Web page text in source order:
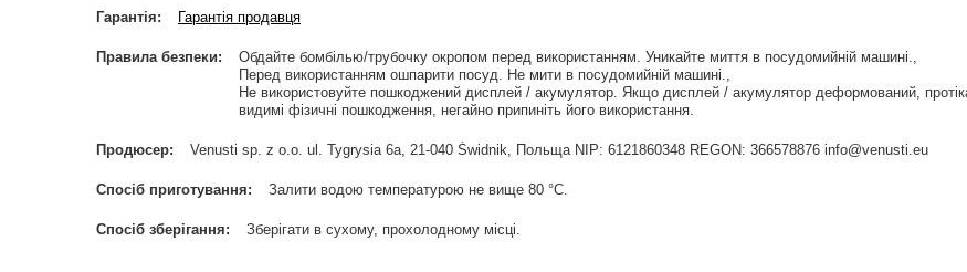
Гарантія Гарантія продавця
Правила безпеки
Обдайте бомбілью/трубочку окропом перед використанням. Уникайте миття в посудомийній машині.
Перед використанням ошпарити посуд. Не мити в посудомийній машині.
Не використовуйте пошкоджений дисплей / акумулятор. Якщо дисплей / акумулятор деформований,
видимі фізичні пошкодження, негайно припиніть його використання.
Продюсер Venusti sp. z o.o. ul. Tygrysia 6a, 21-040 Świdnik, Польща NIP: 6121860348 REGON: 366578876 info@venusti.eu
Спосіб приготування Залити водою температурою не вище 80 °С.
Спосіб зберігання Зберігати в сухому, прохолодному місці.